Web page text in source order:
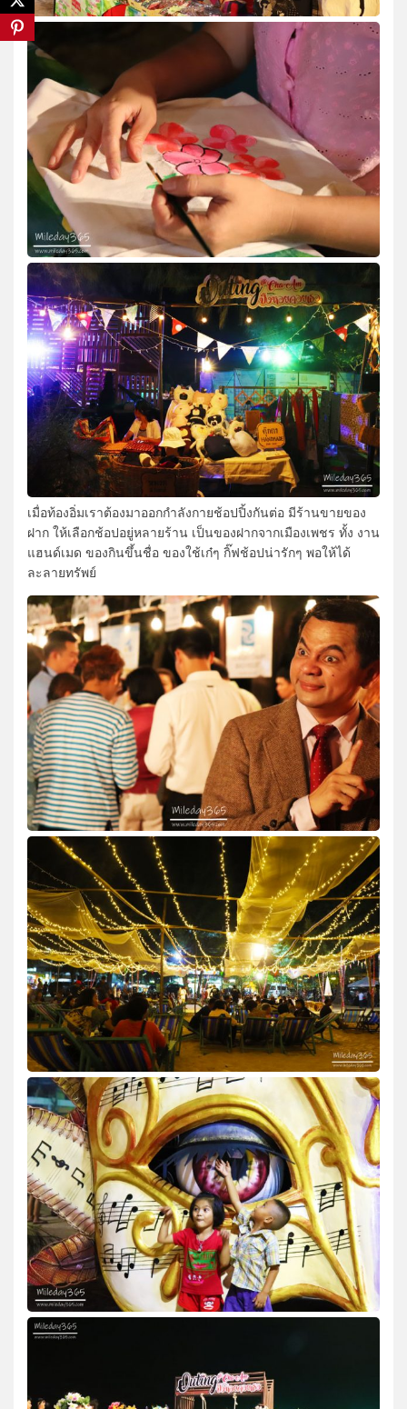
เมื่อท้องอิ่มเราต้องมาออกกำลังกายช้อปปิ้งกันต่อ มีร้านขายของ
ฝาก ให้เลือกช้อปอยู่หลายร้าน เป็นของฝากจากเมืองเพชร ทั้ง งาน
แฮนด์เมด ของกินขึ้นชื่อ ของใช้เก๋ๆ กิ๊ฟช้อปน่ารักๆ พอให้ได้
ละลายทรัพย์